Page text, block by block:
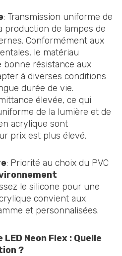
: Transmission uniforme de
production de lampes de
Conformément aux
le matériau
résistance aux
à diverses conditions
durée de vie.
élevée, ce qui
de la lumière et de
acrylique sont
prix est plus élevé.
: Priorité au choix du PVC
le silicone pour une
convient aux
et personnalisées.
Neon Flex : Quelle
?